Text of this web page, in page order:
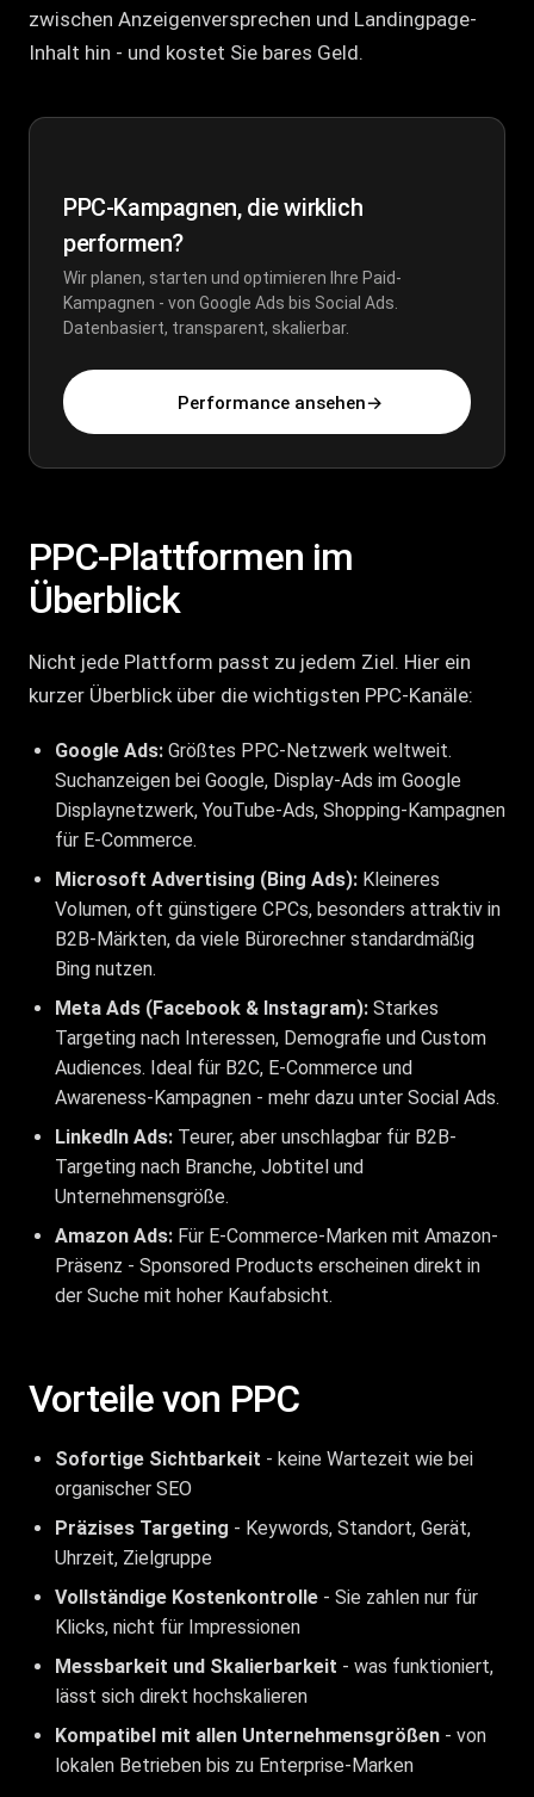
zwischen Anzeigenversprechen und Landingpage-
Inhalt hin - und kostet Sie bares Geld.
PPC-Kampagnen, die wirklich
performen?
Wir planen, starten und optimieren Ihre Paid-
Kampagnen - von Google Ads bis Social Ads.
Datenbasiert, transparent, skalierbar.
Performance ansehen→
PPC-Plattformen im
Überblick
Nicht jede Plattform passt zu jedem Ziel. Hier ein
kurzer Überblick über die wichtigsten PPC-Kanäle:
Google Ads: Größtes PPC-Netzwerk weltweit.
Suchanzeigen bei Google, Display-Ads im Google
Displaynetzwerk, YouTube-Ads, Shopping-Kampagnen
für E-Commerce.
Microsoft Advertising (Bing Ads): Kleineres
Volumen, oft günstigere CPCs, besonders attraktiv in
B2B-Märkten, da viele Bürorechner standardmäßig
Bing nutzen.
Meta Ads (Facebook & Instagram): Starkes
Targeting nach Interessen, Demografie und Custom
Audiences. Ideal für B2C, E-Commerce und
Awareness-Kampagnen - mehr dazu unter Social Ads.
LinkedIn Ads: Teurer, aber unschlagbar für B2B-
Targeting nach Branche, Jobtitel und
Unternehmensgröße.
Amazon Ads: Für E-Commerce-Marken mit Amazon-
Präsenz - Sponsored Products erscheinen direkt in
der Suche mit hoher Kaufabsicht.
Vorteile von PPC
Sofortige Sichtbarkeit - keine Wartezeit wie bei
organischer SEO
Präzises Targeting - Keywords, Standort, Gerät,
Uhrzeit, Zielgruppe
Vollständige Kostenkontrolle - Sie zahlen nur für
Klicks, nicht für Impressionen
Messbarkeit und Skalierbarkeit - was funktioniert,
lässt sich direkt hochskalieren
Kompatibel mit allen Unternehmensgrößen - von
lokalen Betrieben bis zu Enterprise-Marken